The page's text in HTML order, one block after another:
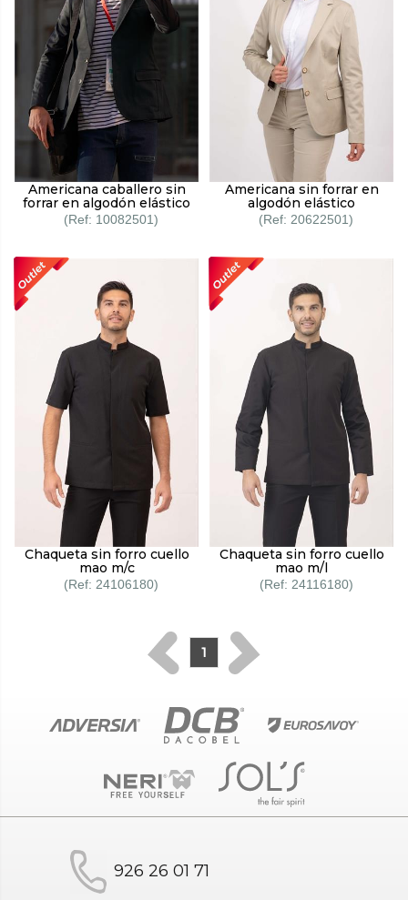
Americana caballero sin
forrar en algodón elástico
10082501
Americana sin forrar en
algodón elástico
20622501
Chaqueta sin forro cuello
mao m/c
24106180
Chaqueta sin forro cuello
mao m/l
24116180
1
926 26 01 71